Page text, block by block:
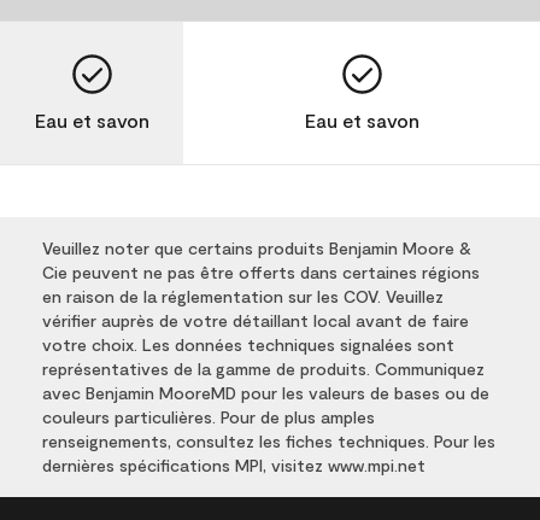
Eau et savon Eau et savon
Veuillez noter que certains produits Benjamin Moore &
Cie peuvent ne pas être offerts dans certaines régions
en raison de la réglementation sur les COV. Veuillez
vérifier auprès de votre détaillant local avant de faire
votre choix. Les données techniques signalées sont
représentatives de la gamme de produits. Communiquez
avec Benjamin MooreMD pour les valeurs de bases ou de
couleurs particulières. Pour de plus amples
renseignements, consultez les fiches techniques. Pour les
dernières spécifications MPI, visitez www.mpi.net